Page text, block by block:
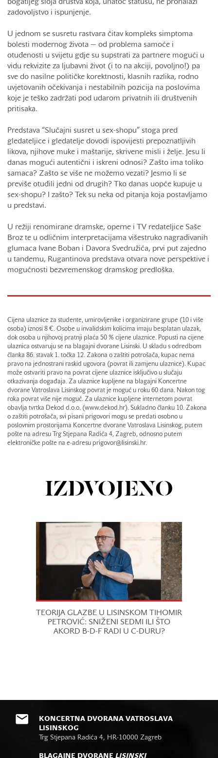
bogatijeg sloja društva koja, unatoč statusu, ne pronalazi
zadovoljstvo i ispunjenje.
U jednom se susretu rastvara čitav kompleks simptoma
bolesti modernog života — od problema samoće i
otuđenosti u svijetu gdje su supstrati za partnere mogući u
vidu rekvizite za ljubavni život (i to na akciji, povoljno!) pa
sve do nasilne političke korektnosti, klasnih razlika, rodno
uvjetovanih očekivanja i nestabilnih pozicija na poslovima
koje je teško zadržati pod udarom privatnih ili društvenih
pritisaka.
Predstava “Slučajni susret u sex-shopu” stoga pred
gledateljice i gledatelje dovodi ispovijesti prepoznatljivih
likova, njihove muke i maštarije, skrivene misli i želje. Jesu li
danas mogući autentični i iskreni odnosi? Zašto ima toliko
samaca? Zašto se više ne možemo vezati? Jesmo li se
previše otuđili jedni od drugih? Tko danas uopće kupuje u
sex-shopu? I zašto? Tek su neka od pitanja koja postavljamo
u predstavi.
U režiji renomirane dramske, operne i TV redateljice Saše
Broz te u odličnim interpretacijama višestruko nagrađivanih
glumaca Ivane Boban i Davora Svedružića, prvi put zajedno
u tandemu, Rugantinova predstava otvara nove perspektive i
mogućnosti bezvremenskog dramskog predloška.
Cijena ulaznice za studente, umirovljenike i organizirane grupe (10 i više
osoba) iznosi 8 €. Osobe u invalidskim kolicima imaju besplatan ulazak,
dok osoba u njihovoj pratnji plaća 50 % cijene ulaznice. Popusti na cijene
ulaznica ostvaruju se na blagajni dvorane Lisinski. U skladu s odredbom
članka 86. stavak 1. točka 12. Zakona o zaštiti potrošača, kupac nema
pravo na jednostrani raskid ugovora (povrat ili zamjenu ulaznice). Kupac
može ostvariti pravo na povrat cijene ulaznice isključivo u slučaju
otkazivanja događaja. Za ulaznice kupljene na blagajni Koncertne
dvorane Vatroslava Lisinskog povrat je moguć u roku 60 dana. Nakon tog
roka povrat više nije moguć. Za ulaznice kupljene internetom povrat
obavlja tvrtka Dekod d.o.o. (www.dekod.hr). Sukladno članku 10. Zakona
o zaštiti potrošača, svi pisani prigovori mogu se predati osobno u
poslovnim prostorijama Koncertne dvorane Vatroslava Lisinskog, putem
pošte na adresu Trg Stjepana Radića 4, Zagreb, odnosno putem
elektroničke pošte na e-adresu prigovor@lisinski.hr.
IZDVOJENO
TEORIJA GLAZBE U LISINSKOM TIHOMIR
PETROVIĆ: SNIŽENI SEDMI ILI ŠTO
AKORD B-D-F RADI U C-DURU?
KONCERTNA DVORANA VATROSLAVA
LISINSKOG
Trg Stjepana Radića 4, HR-10000 Zagreb
BLAGAJNE DVORANE LISINSKI